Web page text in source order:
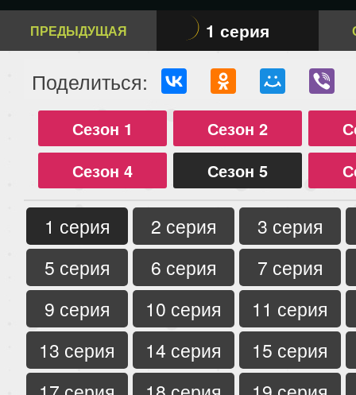
ПРЕДЫДУЩАЯ 1 серия
Поделиться:
Сезон 1 Сезон 2
Сезон 4
Сезон 5
1 серия 2 серия
3 серия
5 серия
6 серия
7 серия
9 серия
10 серия
11 серия
13 серия
14 серия
15 серия